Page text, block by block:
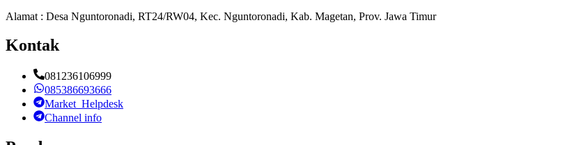
Alamat : Desa Nguntoronadi, RT24/RW04, Kec. Nguntoronadi, Kab. Magetan, Prov. Jawa Timur
Kontak
081236106999
085386693666
Market_Helpdesk
Channel info